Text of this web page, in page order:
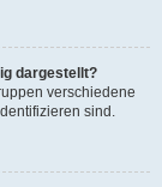
dargestellt?
verschiedene
sind.